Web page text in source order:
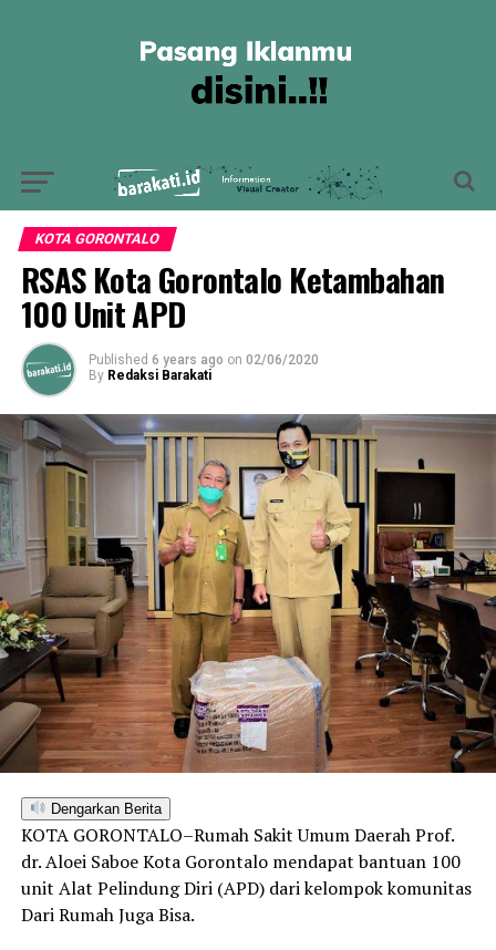
KOTA GORONTALO
RSAS Kota Gorontalo Ketambahan
100 Unit APD
Published 6 years ago on 02/06/2020
By Redaksi Barakati
Dengarkan Berita
KOTA GORONTALO–Rumah Sakit Umum Daerah Prof.
dr. Aloei Saboe Kota Gorontalo mendapat bantuan 100
unit Alat Pelindung Diri (APD) dari kelompok komunitas
Dari Rumah Juga Bisa.